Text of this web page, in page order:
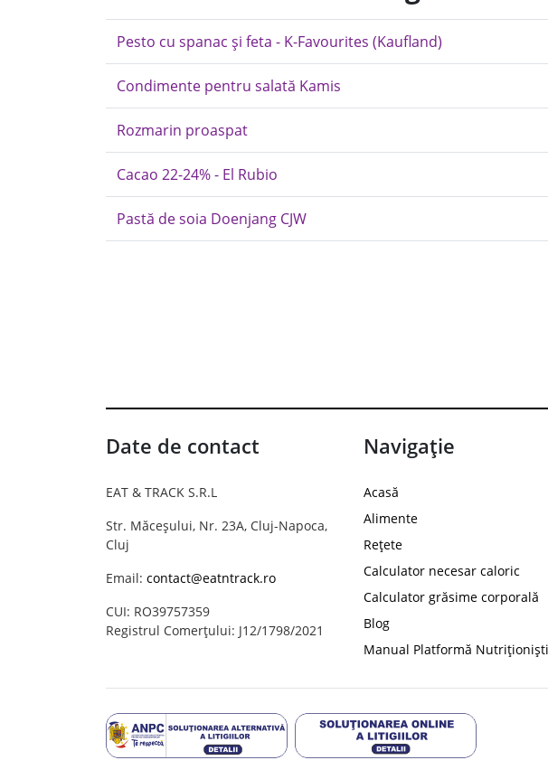
Pesto cu spanac și feta - K-Favourites (Kaufland)
Condimente pentru salată Kamis
Rozmarin proaspat
Cacao 22-24% - El Rubio
Pastă de soia Doenjang CJW
Date de contact
EAT & TRACK S.R.L
Str. Măceșului, Nr. 23A, Cluj-Napoca,
Cluj
Email: contact@eatntrack.ro
CUI: RO39757359
Registrul Comerțului: J12/1798/2021
Navigație
Acasă
Alimente
Rețete
Calculator necesar caloric
Calculator grăsime corporală
Blog
Manual Platformă Nutriționiști